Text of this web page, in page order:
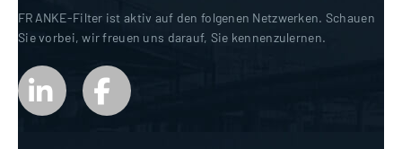
FRANKE-Filter ist aktiv auf den folgenen Netzwerken. Schauen
Sie vorbei, wir freuen uns darauf, Sie kennenzulernen.